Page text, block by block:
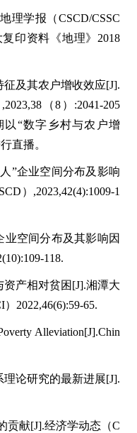
理学报（CSCD/CSSC
复印资料《地理》2018
及其农户增收效应[J].
（8）:2041-205
以“数字乡村与农户增
直播。
”企业空间分布及影响
）,2023,42(4):1009-1
业空间分布及其影响因
118.
产相对贫困[J].湘潭大
2022,46(6):59-65.
Alleviation[J].Chin
论研究的最新进展[J].
贡献[J].经济学动态（C